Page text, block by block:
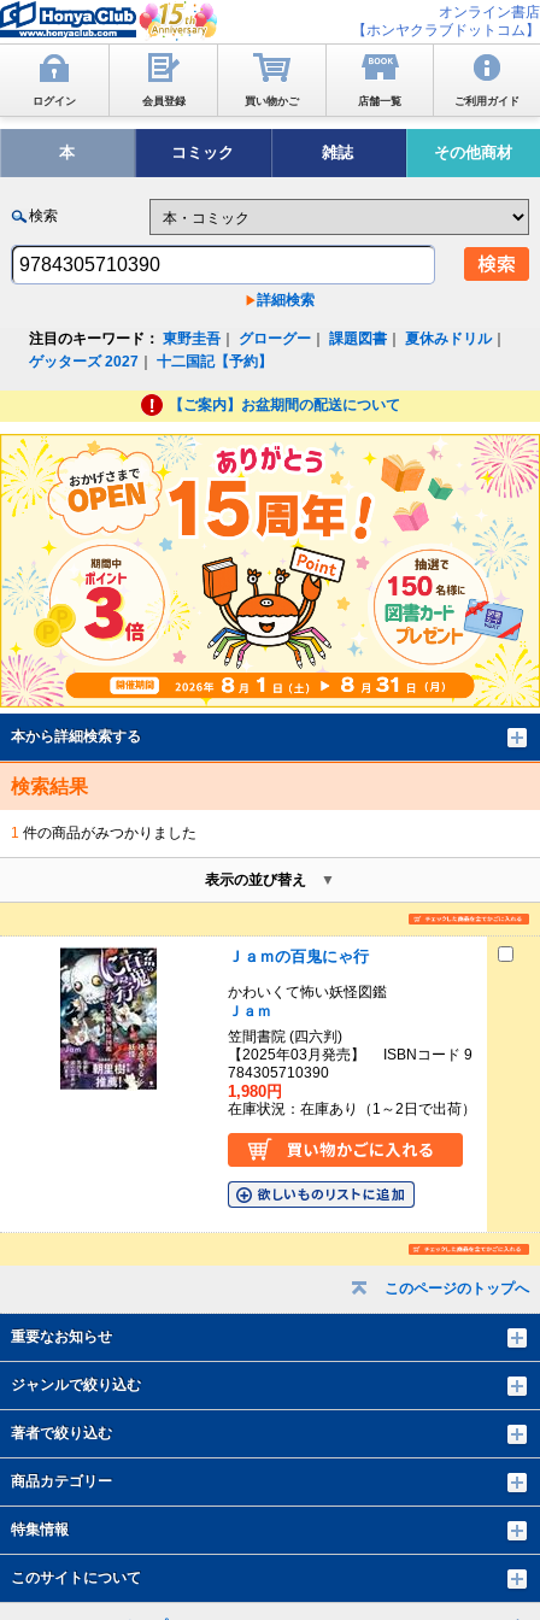
オンライン書店
【ホンヤクラブドットコム】
ログイン 会員登録 買い物かご 店舗一覧 ご利用ガイド
本 コミック 雑誌 その他商材
検索
詳細検索
注目のキーワード： 東野圭吾 グローグー ｜課題図書 ｜夏休みドリル｜
ゲッターズ 2027 ｜十二国記【予約】
【ご案内】お盆期間の配送について
このページのトップへ
重要なお知らせ
ジャンルで絞り込む
著者で絞り込む
商品カテゴリー
特集情報
このサイトについて
本から詳細検索する
検索結果
1 件の商品がみつかりました
表示の並び替え
Ｊａｍの百鬼にゃ行
かわいくて怖い妖怪図鑑
Ｊａｍ
笠間書院 (四六判)
【2025年03月発売】 ISBNコード 9
784305710390
1,980円
在庫状況：在庫あり（1～2日で出荷）